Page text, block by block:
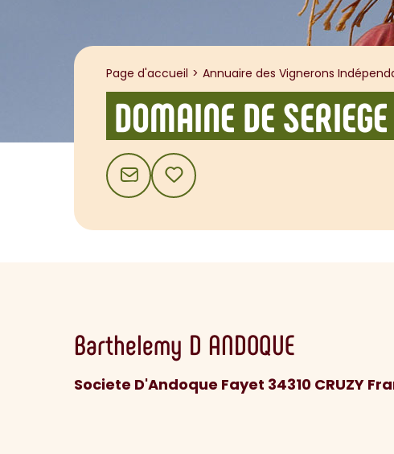
Page d'accueil Annuaire des Vignerons
DOMAINE DE SERIEGE
CONTACTAJOUTER AUX FAVORIS
Barthelemy D ANDOQUE
Societe D'Andoque Fayet 34310 CRUZY